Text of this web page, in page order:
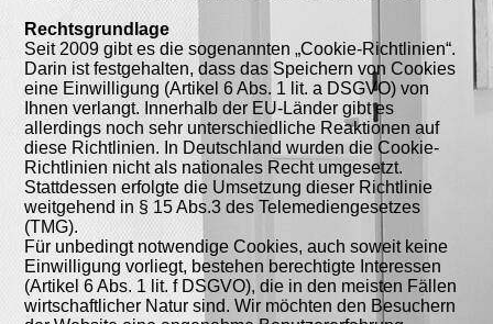
Rechtsgrundlage
Seit 2009 gibt es die sogenannten „Cookie-Richtlinien“.
Darin ist festgehalten, dass das Speichern von Cookies
eine Einwilligung (Artikel 6 Abs. 1 lit. a DSGVO) von
Ihnen verlangt. Innerhalb der EU-Länder gibt es
allerdings noch sehr unterschiedliche Reaktionen auf
diese Richtlinien. In Deutschland wurden die Cookie-
Richtlinien nicht als nationales Recht umgesetzt.
Stattdessen erfolgte die Umsetzung dieser Richtlinie
weitgehend in § 15 Abs.3 des Telemediengesetzes
(TMG).
Für unbedingt notwendige Cookies, auch soweit keine
Einwilligung vorliegt, bestehen berechtigte Interessen
(Artikel 6 Abs. 1 lit. f DSGVO), die in den meisten Fällen
wirtschaftlicher Natur sind. Wir möchten den Besuchern